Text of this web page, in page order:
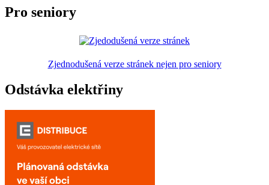
Pro seniory
Zjednodušená verze stránek nejen pro seniory
Odstávka elektřiny